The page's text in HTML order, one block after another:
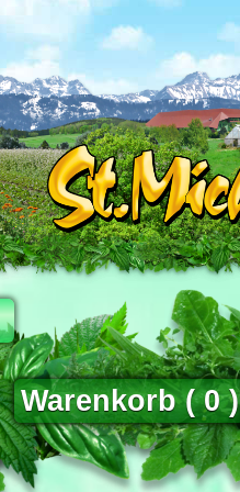
Warenkorb (0)